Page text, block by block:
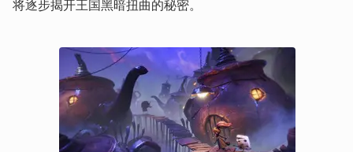
将逐步揭开王国黑暗扭曲的秘密。